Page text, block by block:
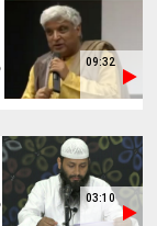
09:32
03:10